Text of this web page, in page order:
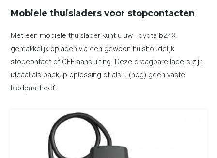
Mobiele thuisladers voor stopcontacten
Met een mobiele thuislader kunt u uw Toyota bZ4X
gemakkelijk opladen via een gewoon huishoudelijk
stopcontact of CEE-aansluiting. Deze draagbare laders zijn
ideaal als backup-oplossing of als u (nog) geen vaste
laadpaal heeft.